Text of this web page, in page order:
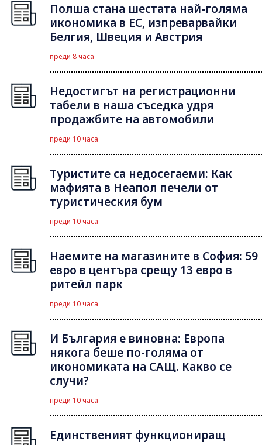
Полша стана шестата най-голяма
икономика в ЕС, изпреварвайки
Белгия, Швеция и Австрия
преди 8 часа
Недостигът на регистрационни
табели в наша съседка удря
продажбите на автомобили
преди 10 часа
Туристите са недосегаеми: Как
мафията в Неапол печели от
туристическия бум
преди 10 часа
Наемите на магазините в София: 59
евро в центъра срещу 13 евро в
ритейл парк
преди 10 часа
И България е виновна: Европа
някога беше по-голяма от
икономиката на САЩ. Какво се
случи?
преди 10 часа
Единственият функциониращ